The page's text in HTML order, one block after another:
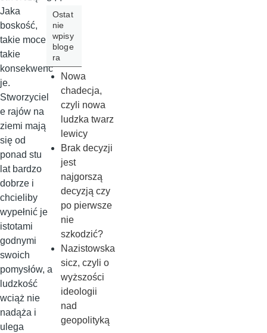
Jaka
boskość,
takie moce i
takie
konsekwenc
je.
Stworzyciel
e rajów na
ziemi mają
się od
ponad stu
lat bardzo
dobrze i
chcieliby
wypełnić je
istotami
godnymi
swoich
pomysłów, a
ludzkość
wciąż nie
nadąża i
ulega
Ostat
nie
wpisy
bloge
ra
Nowa
chadecja,
czyli nowa
ludzka twarz
lewicy
Brak decyzji
jest
najgorszą
decyzją czy
po pierwsze
nie
szkodzić?
Nazistowska
sicz, czyli o
wyższości
ideologii
nad
geopolityką